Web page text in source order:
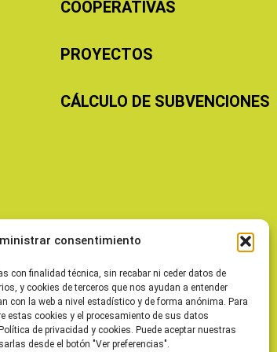
consentimiento
con finalidad técnica, sin recabar ni ceder datos de
y cookies de terceros que nos ayudan a entender
con la web a nivel estadístico y de forma anónima. Para
estas cookies y el procesamiento de sus datos
de privacidad y cookies. Puede aceptar nuestras
desde el botón "Ver preferencias".
COOPERATIVAS
PROYECTOS
CÁLCULO DE SUBVENCIONES